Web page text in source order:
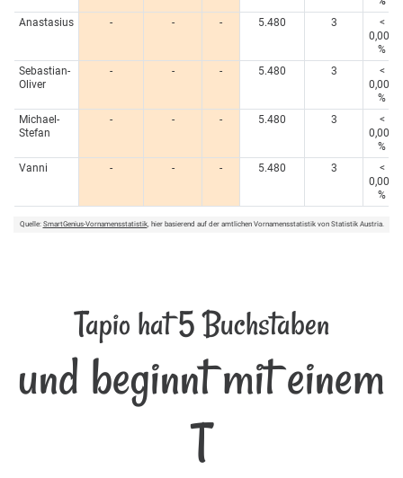
Anastasius
- - - 5.480 3
<
0,005
%
Sebastian-
Oliver
- - - 5.480 3
<
0,005
%
Michael-
Stefan
- - - 5.480 3
<
0,005
%
Vanni
- - - 5.480 3
<
0,005
%
Quelle: SmartGenius-Vornamensstatistik, hier basierend auf der amtlichen Vornamensstatistik von Statistik Austria.
Tapio hat 5 Buchstaben
und beginnt mit einem
T